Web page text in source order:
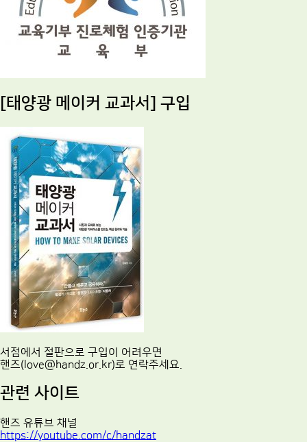
[태양광 메이커 교과서] 구입
서점에서 절판으로 구입이 어려우면
핸즈(love@handz.or.kr)로 연락주세요.
관련 사이트
핸즈 유튜브 채널
https://youtube.com/c/handzat